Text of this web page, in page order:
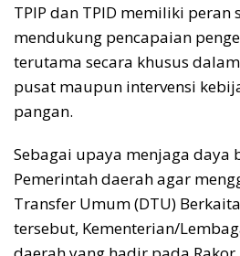
TPIP dan TPID memiliki peran
mendukung pencapaian
terutama secara khusus
pusat maupun intervensi
pangan.
Sebagai upaya menjaga daya
Pemerintah daerah agar
Transfer Umum (DTU)
tersebut, Kementerian/